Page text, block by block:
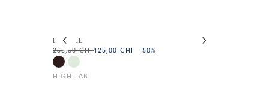
BUMBLE
HIGH LAB
250,00 CHF125,00 CHF -50%